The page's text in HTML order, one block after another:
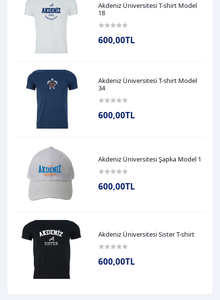
Akdeniz Üniversitesi T-shirt Model
18
600,00TL
Akdeniz Üniversitesi T-shirt Model
34
600,00TL
Akdeniz Üniversitesi Şapka Model 1
600,00TL
Akdeniz Üniversitesi Sister T-shirt
600,00TL